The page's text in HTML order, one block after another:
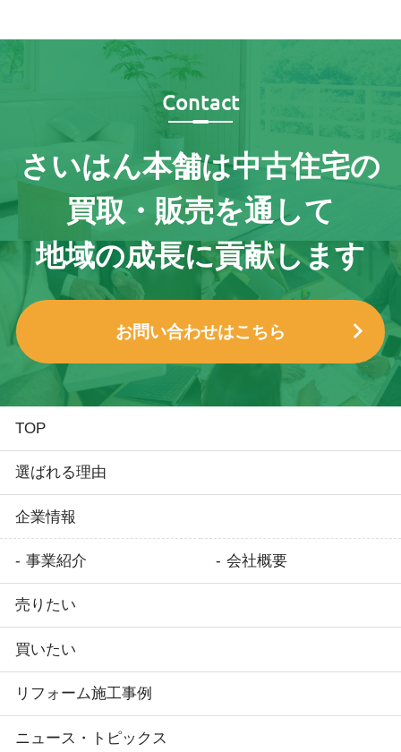
Contact
さいはん本舗は中古住宅の
買取・販売を通して
地域の成長に貢献します
お問い合わせはこちら
TOP
選ばれる理由
企業情報
事業紹介 会社概要
売りたい
買いたい
リフォーム施工事例
ニュース・トピックス